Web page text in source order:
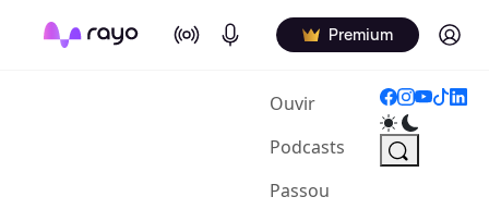
On Air Podcasts Premium Log in
Ouvir(current)
Podcasts
Passou